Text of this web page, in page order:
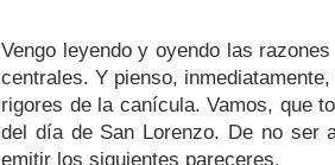
Vengo leyendo y oyendo las
centrales. Y pienso,
rigores de la canícula. Vamos, que
del día de San Lorenzo. De no ser
emitir los siguientes pareceres.